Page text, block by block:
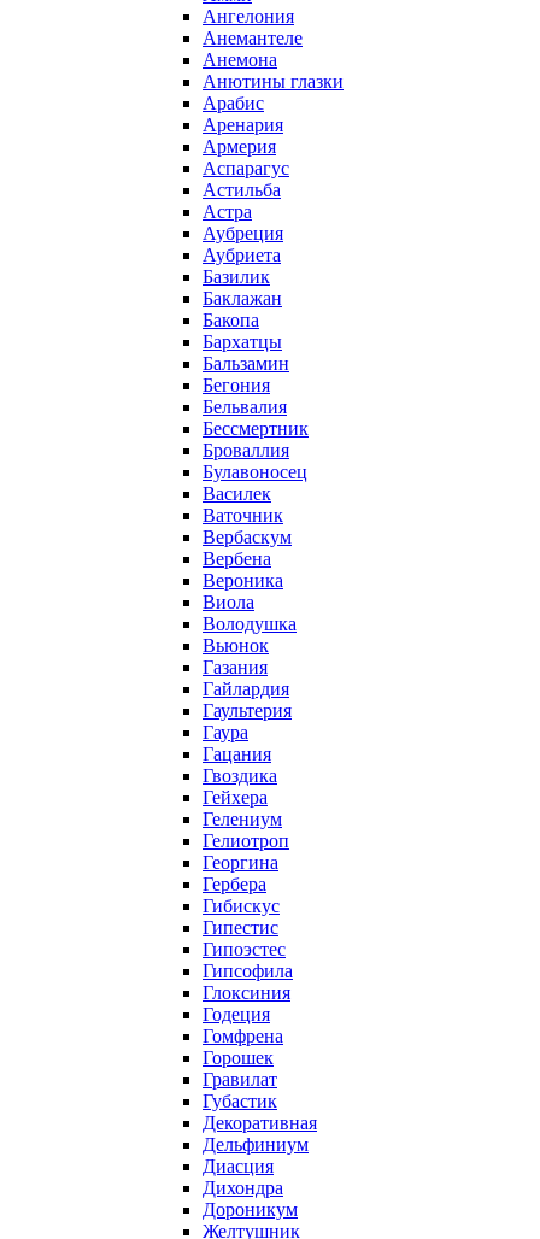
Ангелония
Анемантеле
Анемона
Анютины глазки
Арабис
Аренария
Армерия
Аспарагус
Астильба
Астра
Аубреция
Аубриета
Базилик
Баклажан
Бакопа
Бархатцы
Бальзамин
Бегония
Бельвалия
Бессмертник
Броваллия
Булавоносец
Василек
Ваточник
Вербаскум
Вербена
Вероника
Виола
Володушка
Вьюнок
Газания
Гайлардия
Гаультерия
Гаура
Гацания
Гвоздика
Гейхера
Гелениум
Гелиотроп
Георгина
Гербера
Гибискус
Гипестис
Гипоэстес
Гипсофила
Глоксиния
Годеция
Гомфрена
Горошек
Гравилат
Губастик
Декоративная
Дельфиниум
Диасция
Дихондра
Дороникум
Желтушник